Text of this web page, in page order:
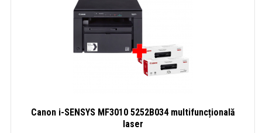
Canon i-SENSYS MF3010 5252B034 multifuncțională
laser